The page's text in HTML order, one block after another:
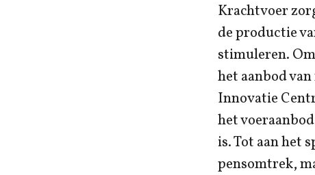
Krachtvoer
de productie
stimuleren.
het aanbod
Innovatie
het
is. Tot aan het
pensomtrek,